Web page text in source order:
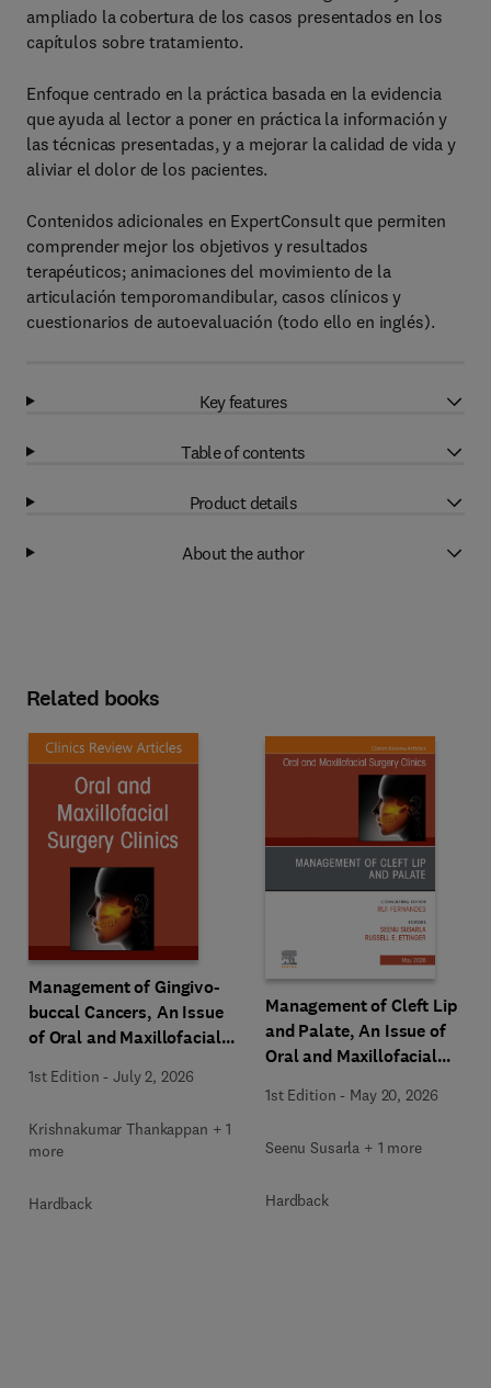
ampliado la cobertura de los casos presentados en los
capítulos sobre tratamiento.
Enfoque centrado en la práctica basada en la evidencia
que ayuda al lector a poner en práctica la información y
las técnicas presentadas, y a mejorar la calidad de vida y
aliviar el dolor de los pacientes.
Contenidos adicionales en ExpertConsult que permiten
comprender mejor los objetivos y resultados
terapéuticos; animaciones del movimiento de la
articulación temporomandibular, casos clínicos y
cuestionarios de autoevaluación (todo ello en inglés).
Key features
Table of contents
Product details
About the author
Related books
Management of Gingivo-
buccal Cancers, An Issue
of Oral and Maxillofacial
America
1st Edition -July 2, 2026
Krishnakumar Thankappan + 1
more
Hardback
Management of Cleft Lip
and Palate, An Issue of
Oral and Maxillofacial
America
1st Edition - May 20, 2026
Seenu Susarla + 1 more
Hardback